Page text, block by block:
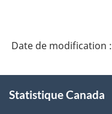
Date de modification :
propos
Statistique Canada